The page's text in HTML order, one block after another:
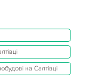
на Салтівці